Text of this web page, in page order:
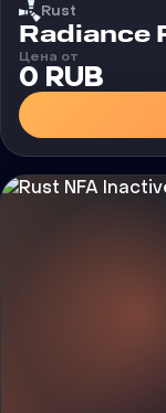
Rust
Чит
Radiance
Цена от
0 RUB